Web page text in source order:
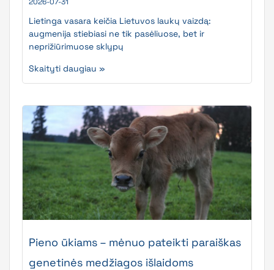
Lietinga vasara keičia Lietuvos laukų vaizdą:
augmenija stiebiasi ne tik pasėliuose, bet ir
neprižiūrimuose sklypų
Skaityti daugiau »
Pieno ūkiams – mėnuo pateikti paraiškas
genetinės medžiagos išlaidoms